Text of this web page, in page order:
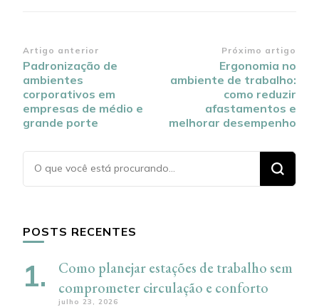
Navegação
de
post
Artigo anterior
Padronização de
ambientes
corporativos em
empresas de médio e
grande porte
Próximo artigo
Ergonomia no
ambiente de trabalho:
como reduzir
afastamentos e
melhorar desempenho
Procurando
algo?
POSTS RECENTES
Como planejar estações de trabalho sem
comprometer circulação e conforto
julho 23, 2026